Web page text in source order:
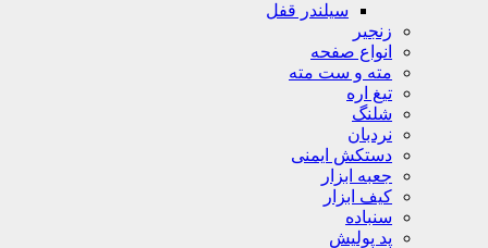
سیلندر قفل
زنجیر
انواع صفحه
مته و ست مته
تیغ اره
شلنگ
نردبان
دستکش ایمنی
جعبه ابزار
کیف ابزار
سنباده
پد پولیش